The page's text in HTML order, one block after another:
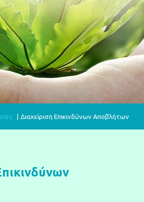
Διαχείριση Eπικινδύνων Aποβλήτων